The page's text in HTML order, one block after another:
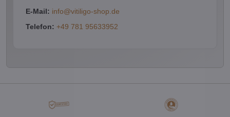
E-Mail: info@vitiligo-shop.de
Telefon: +49 781 95633952